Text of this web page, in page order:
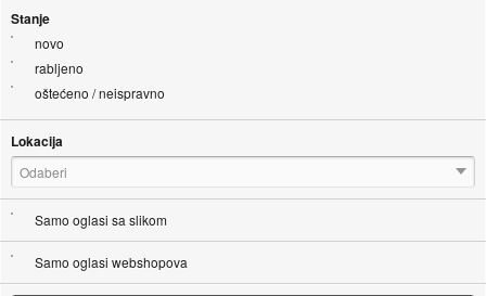
Stanje
novo
rabljeno
oštećeno / neispravno
Lokacija
Odaberi
Samo oglasi sa slikom
Samo oglasi webshopova